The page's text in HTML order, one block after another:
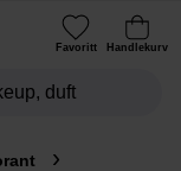
Favoritt Handlekurv